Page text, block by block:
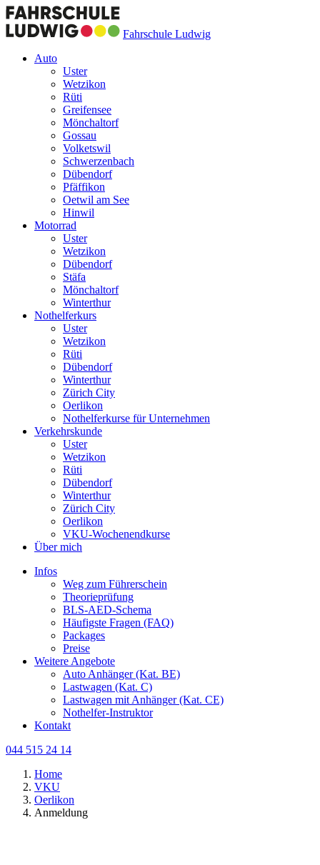
Fahrschule Ludwig
Auto
Uster
Wetzikon
Rüti
Greifensee
Mönchaltorf
Gossau
Volketswil
Schwerzenbach
Dübendorf
Pfäffikon
Oetwil am See
Hinwil
Motorrad
Uster
Wetzikon
Dübendorf
Stäfa
Mönchaltorf
Winterthur
Nothelferkurs
Uster
Wetzikon
Rüti
Dübendorf
Winterthur
Zürich City
Oerlikon
Nothelferkurse für Unternehmen
Verkehrskunde
Uster
Wetzikon
Rüti
Dübendorf
Winterthur
Zürich City
Oerlikon
VKU-Wochenendkurse
Über mich
Infos
Weg zum Führerschein
Theorieprüfung
BLS-AED-Schema
Häufigste Fragen (FAQ)
Packages
Preise
Weitere Angebote
Auto Anhänger (Kat. BE)
Lastwagen (Kat. C)
Lastwagen mit Anhänger (Kat. CE)
Nothelfer-Instruktor
Kontakt
044 515 24 14
Home
VKU
Oerlikon
Anmeldung